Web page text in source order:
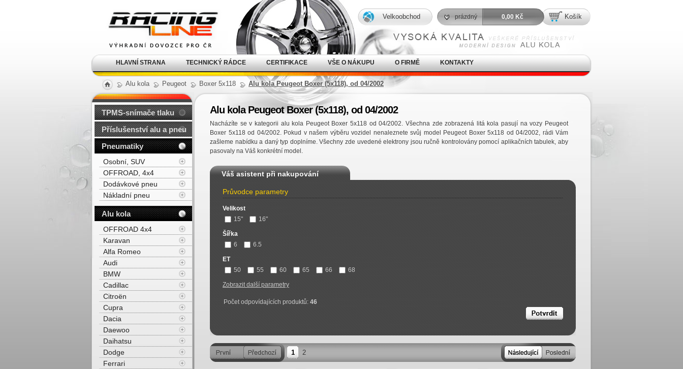
Alu kola Peugeot Boxer 5x118 Alu kola Peugeot Boxer (5x118), od 04/2002
Alu kola Peugeot Boxer (5x118), od 04/2002
Nacházíte se v kategorii alu kola Peugeot Boxer 5x118 od 04/2002. Všechna zde zobrazená litá kola pasují na vozy Peugeot
Boxer 5x118 od 04/2002. Pokud v našem výběru vozidel nenaleznete svůj model Peugeot Boxer 5x118 od 04/2002, rádi Vám
zašleme nabídku a daný typ doplníme. Všechny zde uvedené elektrony jsou ručně kontrolovány pomocí aplikačních tabulek, aby
pasovaly na Váš konkrétní model.
Váš asistent při nakupování
Průvodce parametry
Velikost
15"
16"
Šířka
6
6.5
ET
50
55 60 65 66 68
Zobrazit další parametry
Počet odpovídajících produktů:46
1 2
TPMS-snímače tlaku
Příslušenství alu a pneu
Pneumatiky
Osobní, SUV
OFFROAD, 4x4
Dodávkové pneu
Nákladní pneu
Alu kola
OFFROAD 4x4
Karavan
Alfa Romeo
Audi
BMW
Cadillac
Citroën
Cupra
Dacia
Daewoo
Daihatsu
Dodge
Ferrari
kola Racing Line
HLAVNÍ STRANA TECHNICKÝ RÁDCE CERTIFIKACE VŠE O NÁKUPU O FIRMĚ KONTAKTY
Košík
prázdný 0,00 Kč
Velkoobchod